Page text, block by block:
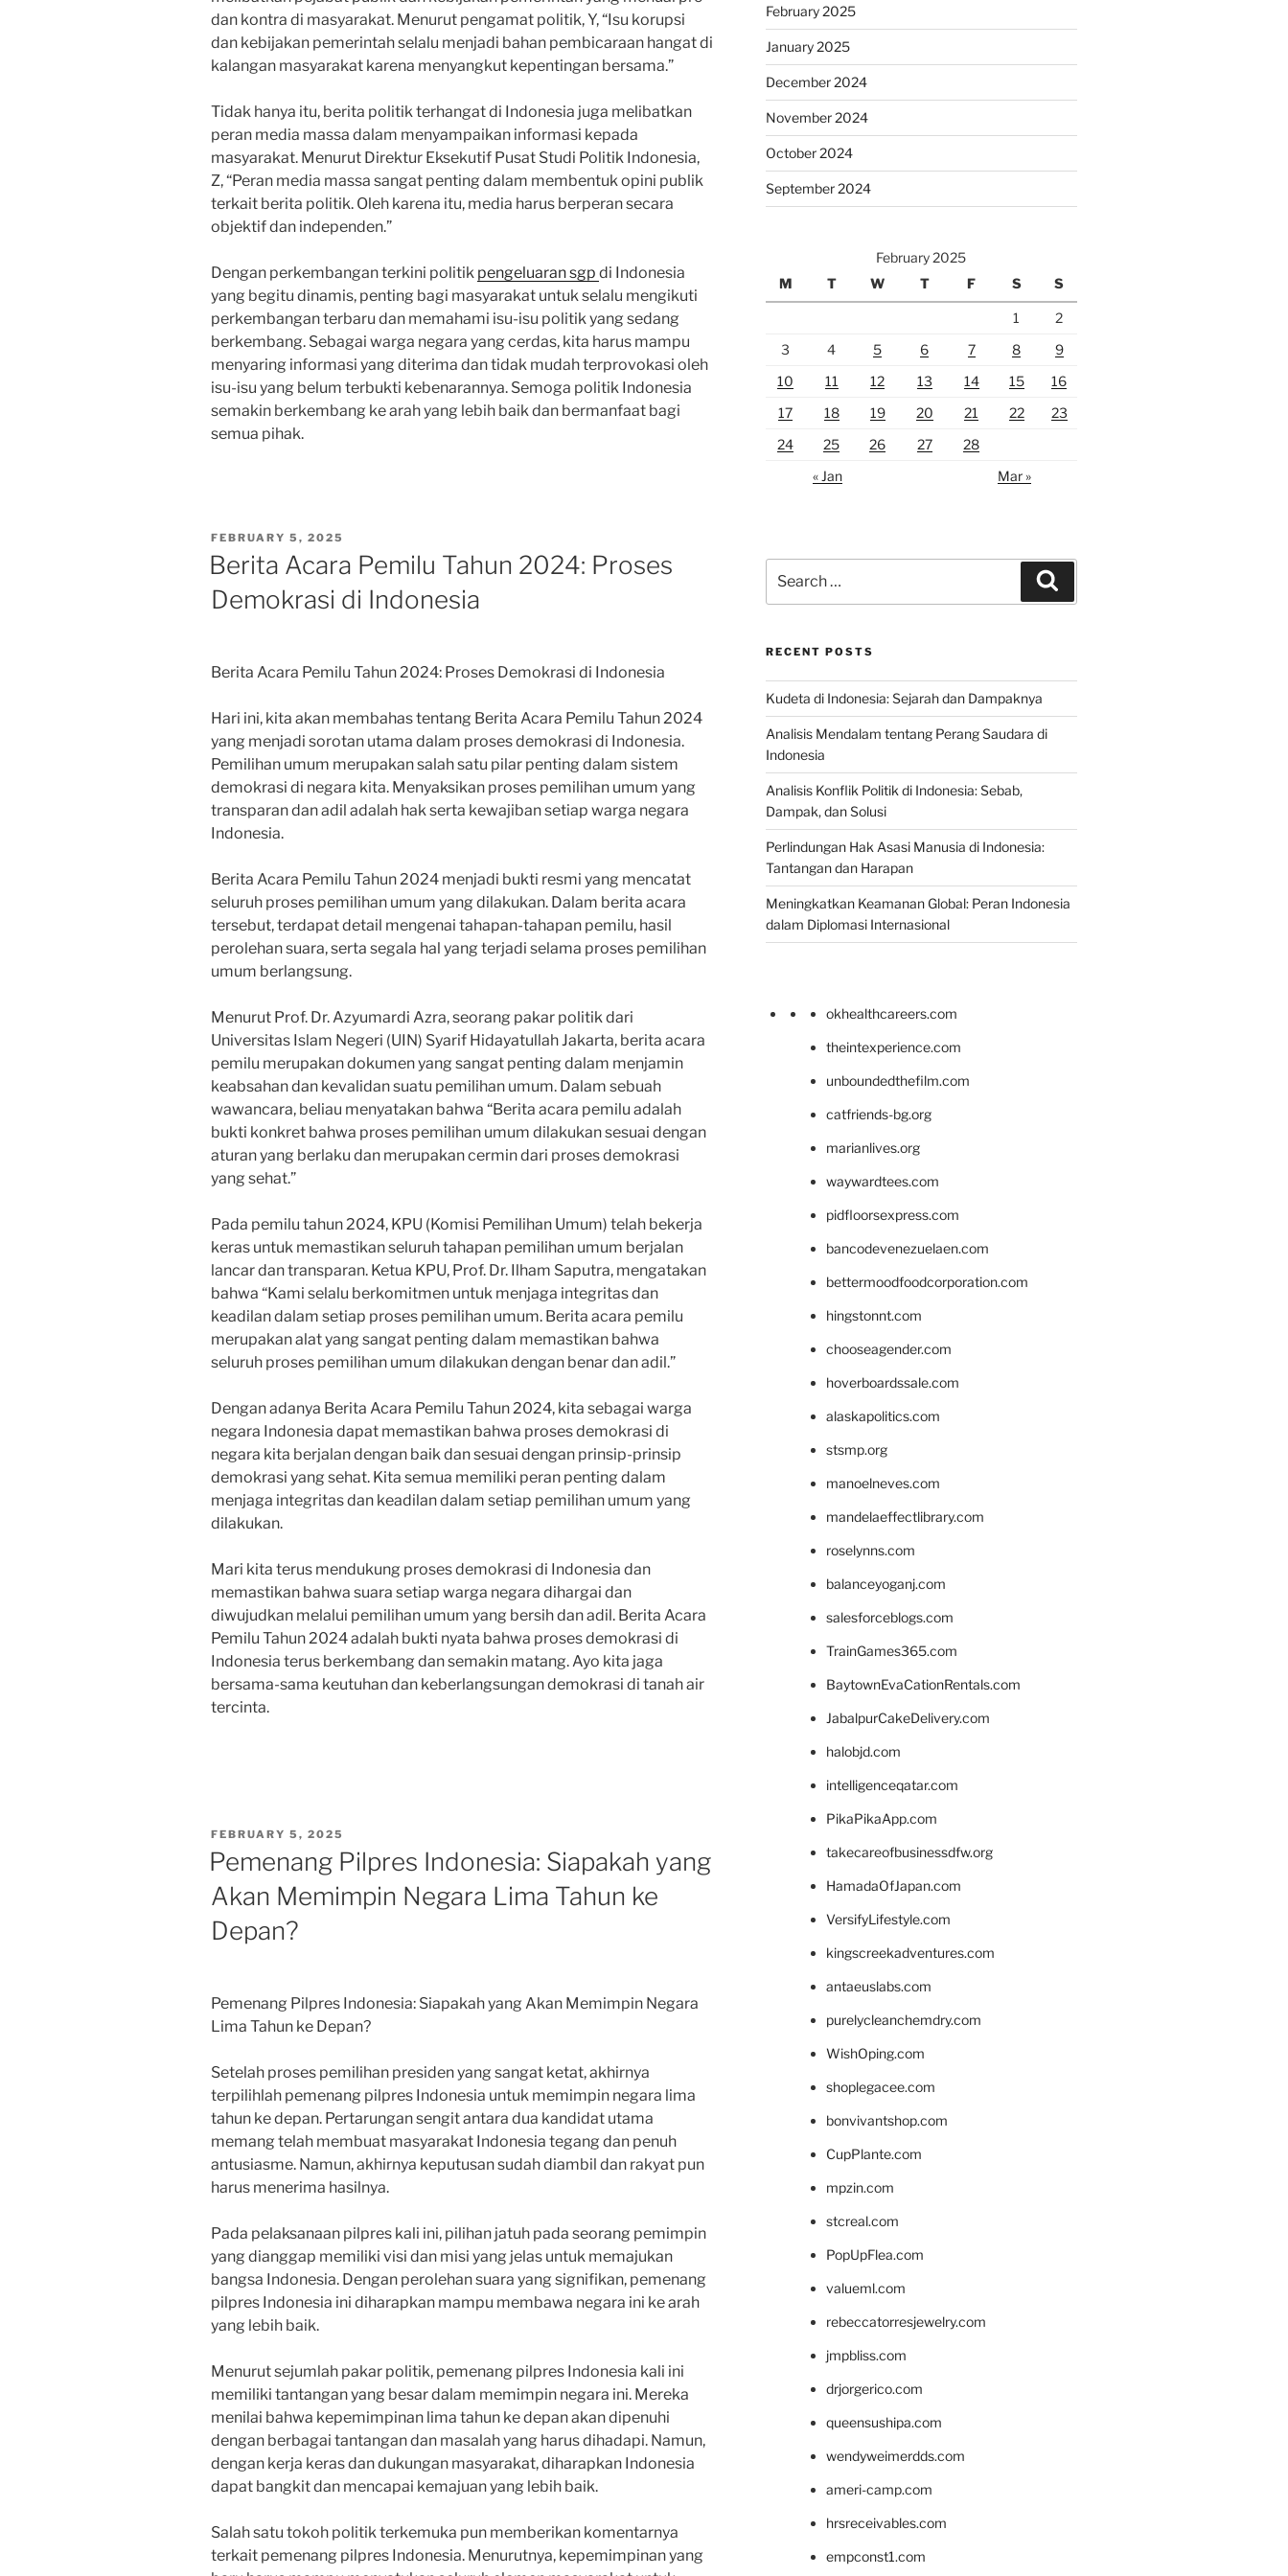
dan kontra di masyarakat. Menurut pengamat politik, Y, “Isu korupsi
dan kebijakan pemerintah selalu menjadi bahan pembicaraan hangat di
kalangan masyarakat karena menyangkut kepentingan bersama.”
Tidak hanya itu, berita politik terhangat di Indonesia juga melibatkan
peran media massa dalam menyampaikan informasi kepada
masyarakat. Menurut Direktur Eksekutif Pusat Studi Politik Indonesia,
Z, “Peran media massa sangat penting dalam membentuk opini publik
terkait berita politik. Oleh karena itu, media harus berperan secara
objektif dan independen.”
Dengan perkembangan terkini politik pengeluaran sgp di Indonesia
yang begitu dinamis, penting bagi masyarakat untuk selalu mengikuti
perkembangan terbaru dan memahami isu-isu politik yang sedang
berkembang. Sebagai warga negara yang cerdas, kita harus mampu
menyaring informasi yang diterima dan tidak mudah terprovokasi oleh
isu-isu yang belum terbukti kebenarannya. Semoga politik Indonesia
semakin berkembang ke arah yang lebih baik dan bermanfaat bagi
semua pihak.
POSTED
FEBRUARY 5, 2025
Berita Acara Pemilu Tahun 2024: Proses
Demokrasi di Indonesia
Berita Acara Pemilu Tahun 2024: Proses Demokrasi di Indonesia
Hari ini, kita akan membahas tentang Berita Acara Pemilu Tahun 2024
yang menjadi sorotan utama dalam proses demokrasi di Indonesia.
Pemilihan umum merupakan salah satu pilar penting dalam sistem
demokrasi di negara kita. Menyaksikan proses pemilihan umum yang
transparan dan adil adalah hak serta kewajiban setiap warga negara
Indonesia.
Berita Acara Pemilu Tahun 2024 menjadi bukti resmi yang mencatat
seluruh proses pemilihan umum yang dilakukan. Dalam berita acara
tersebut, terdapat detail mengenai tahapan-tahapan pemilu, hasil
perolehan suara, serta segala hal yang terjadi selama proses pemilihan
umum berlangsung.
Menurut Prof. Dr. Azyumardi Azra, seorang pakar politik dari
Universitas Islam Negeri (UIN) Syarif Hidayatullah Jakarta, berita acara
pemilu merupakan dokumen yang sangat penting dalam menjamin
keabsahan dan kevalidan suatu pemilihan umum. Dalam sebuah
wawancara, beliau menyatakan bahwa “Berita acara pemilu adalah
bukti konkret bahwa proses pemilihan umum dilakukan sesuai dengan
aturan yang berlaku dan merupakan cermin dari proses demokrasi
yang sehat.”
Pada pemilu tahun 2024, KPU (Komisi Pemilihan Umum) telah bekerja
keras untuk memastikan seluruh tahapan pemilihan umum berjalan
lancar dan transparan. Ketua KPU, Prof. Dr. Ilham Saputra, mengatakan
bahwa “Kami selalu berkomitmen untuk menjaga integritas dan
keadilan dalam setiap proses pemilihan umum. Berita acara pemilu
merupakan alat yang sangat penting dalam memastikan bahwa
seluruh proses pemilihan umum dilakukan dengan benar dan adil.”
Dengan adanya Berita Acara Pemilu Tahun 2024, kita sebagai warga
negara Indonesia dapat memastikan bahwa proses demokrasi di
negara kita berjalan dengan baik dan sesuai dengan prinsip-prinsip
demokrasi yang sehat. Kita semua memiliki peran penting dalam
menjaga integritas dan keadilan dalam setiap pemilihan umum yang
dilakukan.
Mari kita terus mendukung proses demokrasi di Indonesia dan
memastikan bahwa suara setiap warga negara dihargai dan
diwujudkan melalui pemilihan umum yang bersih dan adil. Berita Acara
Pemilu Tahun 2024 adalah bukti nyata bahwa proses demokrasi di
Indonesia terus berkembang dan semakin matang. Ayo kita jaga
bersama-sama keutuhan dan keberlangsungan demokrasi di tanah air
tercinta.
POSTED
ON
FEBRUARY 5, 2025
Pemenang Pilpres Indonesia: Siapakah yang
Akan Memimpin Negara Lima Tahun ke
Depan?
Pemenang Pilpres Indonesia: Siapakah yang Akan Memimpin Negara
Lima Tahun ke Depan?
Setelah proses pemilihan presiden yang sangat ketat, akhirnya
terpilihlah pemenang pilpres Indonesia untuk memimpin negara lima
tahun ke depan. Pertarungan sengit antara dua kandidat utama
memang telah membuat masyarakat Indonesia tegang dan penuh
antusiasme. Namun, akhirnya keputusan sudah diambil dan rakyat pun
harus menerima hasilnya.
Pada pelaksanaan pilpres kali ini, pilihan jatuh pada seorang pemimpin
yang dianggap memiliki visi dan misi yang jelas untuk memajukan
bangsa Indonesia. Dengan perolehan suara yang signifikan, pemenang
pilpres Indonesia ini diharapkan mampu membawa negara ini ke arah
yang lebih baik.
Menurut sejumlah pakar politik, pemenang pilpres Indonesia kali ini
memiliki tantangan yang besar dalam memimpin negara ini. Mereka
menilai bahwa kepemimpinan lima tahun ke depan akan dipenuhi
dengan berbagai tantangan dan masalah yang harus dihadapi. Namun,
dengan kerja keras dan dukungan masyarakat, diharapkan Indonesia
dapat bangkit dan mencapai kemajuan yang lebih baik.
Salah satu tokoh politik terkemuka pun memberikan komentarnya
terkait pemenang pilpres Indonesia. Menurutnya, kepemimpinan yang
February 2025
January 2025
December 2024
November 2024
October 2024
September 2024
February 2025
M
T W T F S S
1
2
3
4 5 6 7 8
9
10
11 12 13 14 15
16
17
18 19 20 21 22
23
24
25 26 27
28
« Jan
Mar »
for:
RECENT POSTS
Kudeta di Indonesia: Sejarah dan Dampaknya
Analisis Mendalam tentang Perang Saudara di
Indonesia
Analisis Konflik Politik di Indonesia: Sebab,
Dampak, dan Solusi
Perlindungan Hak Asasi Manusia di Indonesia:
Tantangan dan Harapan
Meningkatkan Keamanan Global: Peran Indonesia
dalam Diplomasi Internasional
okhealthcareers.com
theintexperience.com
unboundedthefilm.com
catfriends-bg.org
marianlives.org
waywardtees.com
pidfloorsexpress.com
bancodevenezuelaen.com
bettermoodfoodcorporation.com
hingstonnt.com
chooseagender.com
hoverboardssale.com
alaskapolitics.com
stsmp.org
manoelneves.com
mandelaeffectlibrary.com
roselynns.com
balanceyoganj.com
salesforceblogs.com
TrainGames365.com
BaytownEvaCationRentals.com
JabalpurCakeDelivery.com
halobjd.com
intelligenceqatar.com
PikaPikaApp.com
takecareofbusinessdfw.org
HamadaOfJapan.com
VersifyLifestyle.com
kingscreekadventures.com
antaeuslabs.com
purelycleanchemdry.com
WishOping.com
shoplegacee.com
bonvivantshop.com
CupPlante.com
mpzin.com
stcreal.com
PopUpFlea.com
valueml.com
rebeccatorresjewelry.com
jmpbliss.com
drjorgerico.com
queensushipa.com
wendyweimerdds.com
ameri-camp.com
hrsreceivables.com
empconst1.com